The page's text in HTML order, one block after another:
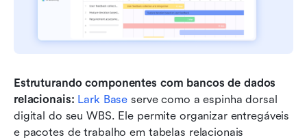
Estruturando componentes com bancos de dados
relacionais: Lark Base serve como a espinha dorsal
digital do seu WBS. Ele permite organizar entregáveis
e pacotes de trabalho em tabelas relacionais